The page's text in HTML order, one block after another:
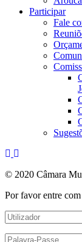
Participar
Fale
© 2020 Câmara
Por favor entre com